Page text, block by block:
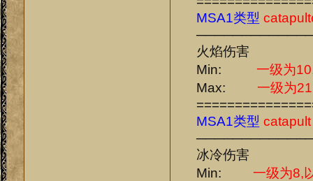
MSA1类型
火焰伤害
Min: 一级为
Max: 一级为
MSA1类型
冰冷伤害
Min: 一级为8,